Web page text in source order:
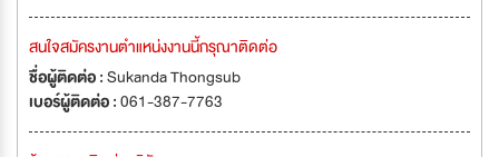
สนใจสมัครงานตำแหน่งงานนี้กรุณาติดต่อ
ชื่อผู้ติดต่อ :Sukanda Thongsub
เบอร์ผู้ติดต่อ :061-387-7763